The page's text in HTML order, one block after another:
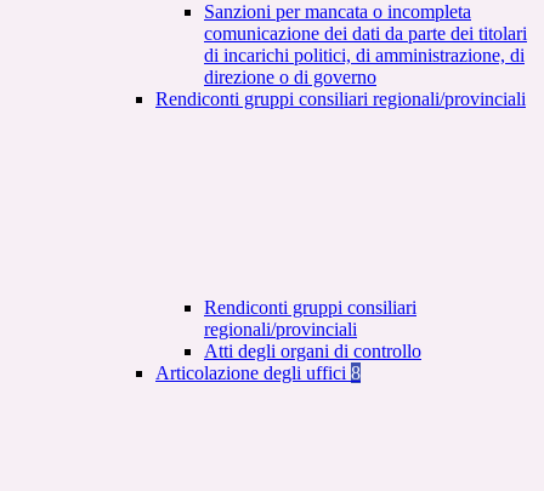
Sanzioni per mancata o incompleta
comunicazione dei dati da parte dei titolari
di incarichi politici, di amministrazione, di
direzione o di governo
Rendiconti gruppi consiliari regionali/provinciali
Rendiconti gruppi consiliari
regionali/provinciali
Atti degli organi di controllo
Articolazione degli uffici 8